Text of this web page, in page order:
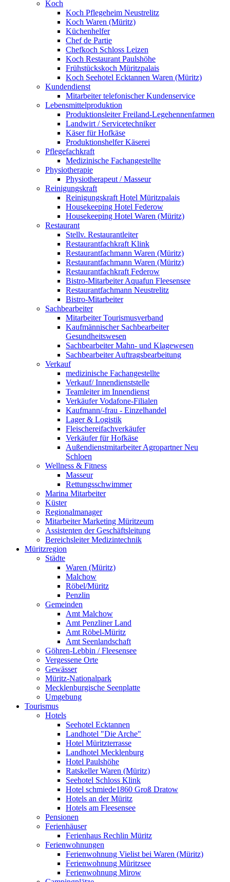
Koch
Koch Pflegeheim Neustrelitz
Koch Waren (Müritz)
Küchenhelfer
Chef de Partie
Chefkoch Schloss Leizen
Koch Restaurant Paulshöhe
Frühstückskoch Müritzpalais
Koch Seehotel Ecktannen Waren (Müritz)
Kundendienst
Mitarbeiter telefonischer Kundenservice
Lebensmittelproduktion
Produktionsleiter Freiland-Legehennenfarmen
Landwirt / Servicetechniker
Käser für Hofkäse
Produktionshelfer Käserei
Pflegefachkraft
Medizinische Fachangestellte
Physiotherapie
Physiotherapeut / Masseur
Reinigungskraft
Reinigungskraft Hotel Müritzpalais
Housekeeping Hotel Federow
Housekeeping Hotel Waren (Müritz)
Restaurant
Stellv. Restaurantleiter
Restaurantfachkraft Klink
Restaurantfachmann Waren (Müritz)
Restaurantfachmann Waren (Müritz)
Restaurantfachkraft Federow
Bistro-Mitarbeiter Aquafun Fleesensee
Restaurantfachmann Neustrelitz
Bistro-Mitarbeiter
Sachbearbeiter
Mitarbeiter Tourismusverband
Kaufmännischer Sachbearbeiter
Gesundheitswesen
Sachbearbeiter Mahn- und Klagewesen
Sachbearbeiter Auftragsbearbeitung
Verkauf
medizinische Fachangestellte
Verkauf/ Innendienststelle
Teamleiter im Innendienst
Verkäufer Vodafone-Filialen
Kaufmann/-frau - Einzelhandel
Lager & Logistik
Fleischereifachverkäufer
Verkäufer für Hofkäse
Außendienstmitarbeiter Agropartner Neu
Schloen
Wellness & Fitness
Masseur
Rettungsschwimmer
Marina Mitarbeiter
Küster
Regionalmanager
Mitarbeiter Marketing Müritzeum
Assistenten der Geschäftsleitung
Bereichsleiter Medizintechnik
Müritzregion
Städte
Waren (Müritz)
Malchow
Röbel/Müritz
Penzlin
Gemeinden
Amt Malchow
Amt Penzliner Land
Amt Röbel-Müritz
Amt Seenlandschaft
Göhren-Lebbin / Fleesensee
Vergessene Orte
Gewässer
Müritz-Nationalpark
Mecklenburgische Seenplatte
Umgebung
Tourismus
Hotels
Seehotel Ecktannen
Landhotel "Die Arche"
Hotel Müritzterrasse
Landhotel Mecklenburg
Hotel Paulshöhe
Ratskeller Waren (Müritz)
Seehotel Schloss Klink
Hotel schmiede1860 Groß Dratow
Hotels an der Müritz
Hotels am Fleesensee
Pensionen
Ferienhäuser
Ferienhaus Rechlin Müritz
Ferienwohnungen
Ferienwohnung Vielist bei Waren (Müritz)
Ferienwohnung Müritzsee
Ferienwohnung Mirow